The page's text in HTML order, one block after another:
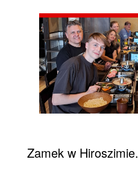
Zamek w Hiroszimie.